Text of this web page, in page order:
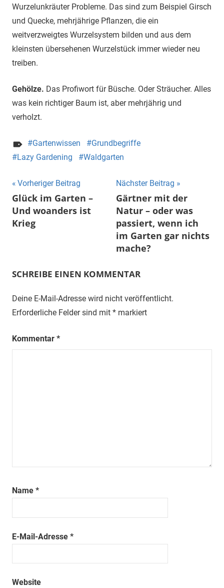
Wurzelunkräuter Probleme. Das sind zum Beispiel Girsch
und Quecke, mehrjährige Pflanzen, die ein
weitverzweigtes Wurzelsystem bilden und aus dem
kleinsten übersehenen Wurzelstück immer wieder neu
treiben.
Gehölze. Das Profiwort für Büsche. Oder Sträucher. Alles
was kein richtiger Baum ist, aber mehrjährig und
verholzt.
Gartenwissen
Grundbegriffe
Lazy Gardening
Waldgarten
Beitragsnavigation
Vorheriger Beitrag
Glück im Garten –
Und woanders ist
Krieg
Nächster Beitrag
Gärtner mit der
Natur – oder was
passiert, wenn ich
im Garten gar nichts
mache?
SCHREIBE EINEN KOMMENTAR
Deine E-Mail-Adresse wird nicht veröffentlicht.
Erforderliche Felder sind mit * markiert
Kommentar *
Name *
E-Mail-Adresse *
Website